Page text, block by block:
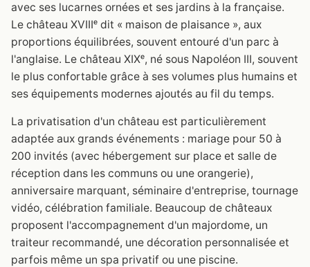
avec ses lucarnes ornées et ses jardins à la française.
Le château XVIIIᵉ dit « maison de plaisance », aux
proportions équilibrées, souvent entouré d'un parc à
l'anglaise. Le château XIXᵉ, né sous Napoléon III, souvent
le plus confortable grâce à ses volumes plus humains et
ses équipements modernes ajoutés au fil du temps.
La privatisation d'un château est particulièrement
adaptée aux grands événements : mariage pour 50 à
200 invités (avec hébergement sur place et salle de
réception dans les communs ou une orangerie),
anniversaire marquant, séminaire d'entreprise, tournage
vidéo, célébration familiale. Beaucoup de châteaux
proposent l'accompagnement d'un majordome, un
traiteur recommandé, une décoration personnalisée et
parfois même un spa privatif ou une piscine.